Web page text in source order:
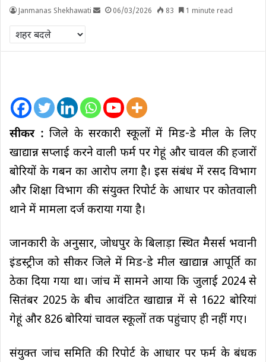
Janmanas Shekhawati 06/03/2026 83 1 minute read
सीकर : जिले के सरकारी स्कूलों में मिड-डे मील के लिए
खाद्यान्न सप्लाई करने वाली फर्म पर गेहूं और चावल की हजारों
बोरियों के गबन का आरोप लगा है। इस संबंध में रसद विभाग
और शिक्षा विभाग की संयुक्त रिपोर्ट के आधार पर कोतवाली
थाने में मामला दर्ज कराया गया है।
जानकारी के अनुसार, जोधपुर के बिलाड़ा स्थित मैसर्स भवानी
इंडस्ट्रीज को सीकर जिले में मिड-डे मील खाद्यान्न आपूर्ति का
ठेका दिया गया था। जांच में सामने आया कि जुलाई 2024 से
सितंबर 2025 के बीच आवंटित खाद्यान्न में से 1622 बोरियां
गेहूं और 826 बोरियां चावल स्कूलों तक पहुंचाए ही नहीं गए।
संयुक्त जांच समिति की रिपोर्ट के आधार पर फर्म के प्रबंधक